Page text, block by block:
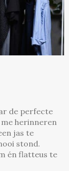
de perfecte
me herinneren
jas te
stond.
én flatteus te